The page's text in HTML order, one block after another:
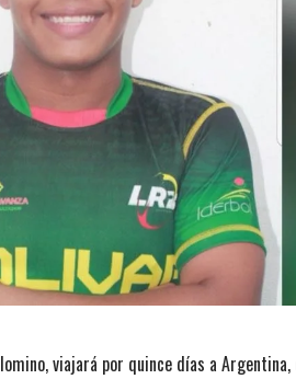
viajará por quince días a